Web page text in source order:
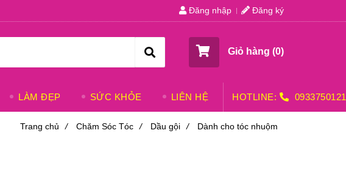
Đăng nhập Đăng ký
Giỏ hàng (0)
LÀM ĐẸP SỨC KHỎE LIÊN HỆ HOTLINE: 0933750121
Trang chủ / Chăm Sóc Tóc / Dầu gội / Dành cho tóc nhuộm